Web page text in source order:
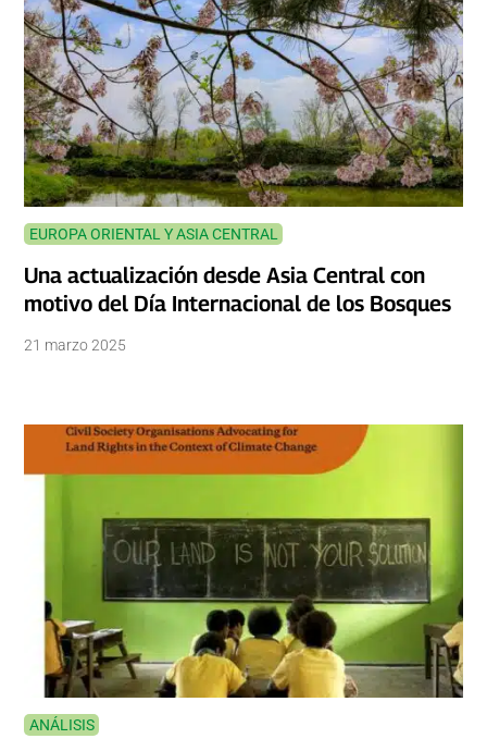
EUROPA ORIENTAL Y ASIA CENTRAL
Una actualización desde Asia Central con
motivo del Día Internacional de los Bosques
21 marzo 2025
ANÁLISIS